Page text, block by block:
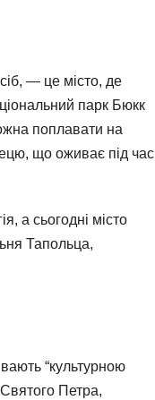
— це місто, де
парк Бюкк
поплавати на
що оживає під час
а сьогодні місто
Тапольца,
“культурною
Петра,